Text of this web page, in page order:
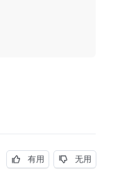
有用 无用